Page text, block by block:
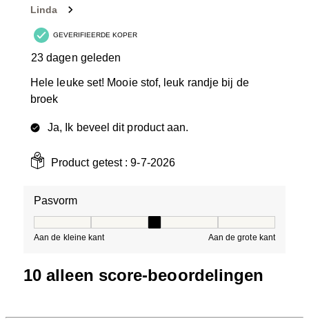
Linda
GEVERIFIEERDE KOPER
23 dagen geleden
Hele leuke set! Mooie stof, leuk randje bij de
broek
Ja, Ik beveel dit product aan.
Product getest :9-7-2026
Pasvorm
Aan de kleine kant Aan de grote kant
10 alleen score-beoordelingen